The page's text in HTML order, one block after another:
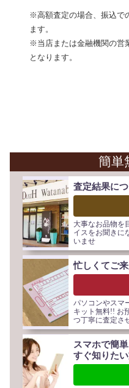
※高額査定の場合、振込で
ます。
※当店または金融機関の営
となります。
簡単
査定結果に
大事なお品物を
イスをお聞きに
いませ
忙しくてご
パソコンやスマ
キット無料!! お
つ丁寧に査定さ
スマホで簡単
すぐ知りた